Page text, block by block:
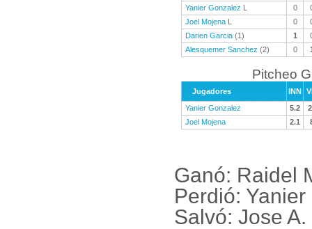
Yanier Gonzalez L 0
Joel Mojena L 0
Darien Garcia (1) 1
Alesquemer Sanchez (2) 0
Pitcheo
Jugadores INN
Yanier Gonzalez
5.2
Joel Mojena
2.1
Ganó: Raidel
Perdió:
Salvó: Jose